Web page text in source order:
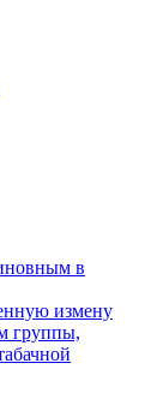
в
измену
группы,